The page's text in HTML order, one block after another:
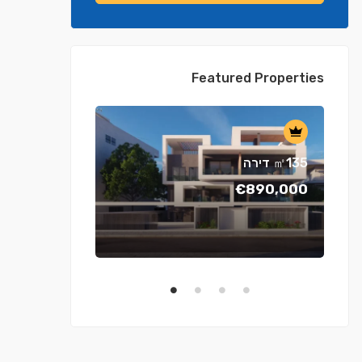
Featured Properties
דירה ㎡135
€890,000